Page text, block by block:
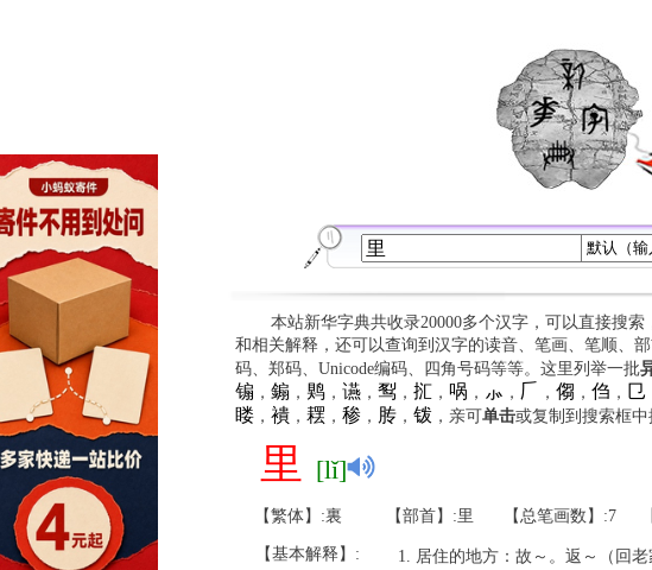
本站新华字典共收录20000多个汉字，可以直接搜索
和相关解释，还可以查询到汉字的读音、笔画、笔顺、
码、郑码、Unicode编码、四角号码等等。这里列举一批
䦂 ， 䥇 ， 䴗， 䜩， 䴕， 㧟 ， 㖞 ， ⺗ ， 𠂆 ， 㑳 ， 㑇 ， 㔾
䁖， 䙡， 䎬 ， 䅟， 䏝， 䥽，亲可单击或复制到搜索框中
里 [lǐ]
【繁体】:裏 【部首】:里 【总笔画数】:7
【基本解释】:
居住的地方：故～。返～（回老